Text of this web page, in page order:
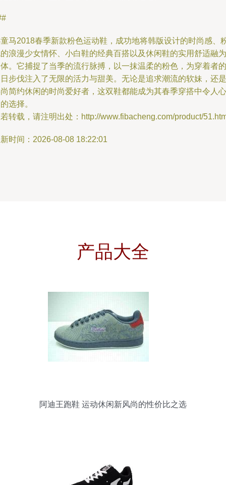
马2018春季新款粉色运动鞋，成功地将韩版设计的时尚感、
浪漫少女情怀、小白鞋的经典百搭以及休闲鞋的实用舒适融为
。它捕捉了当季的流行脉搏，以一抹温柔的粉色，为穿着者的
步伐注入了无限的活力与甜美。无论是追求潮流的软妹，还是
简约休闲的时尚爱好者，这双鞋都能成为其春季穿搭中令人心
选择。
转载，请注明出处：http://www.fibacheng.com/product/
时间：2026-08-08 18:22:01
产品大全
阿迪王跑鞋 运动休闲新风尚的性价比之选